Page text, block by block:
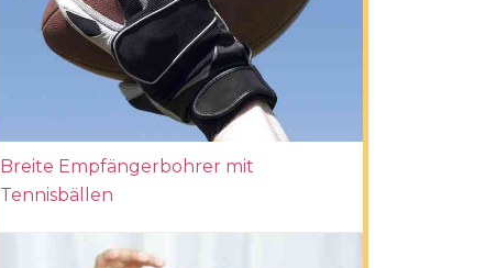
Breite Empfängerbohrer mit
Tennisbällen